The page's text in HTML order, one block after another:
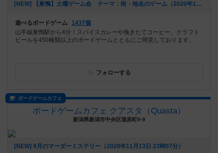
[NEW] 【巣鴨】土曜ゲーム会 テーマ：街・地名のゲーム（2020年12月02日 17時54分）
遊べるボードゲーム
1437個
山手線巣鴨駅から4分！スパイスカレーや挽きたてコーヒー、クラフト
ビールを450種類以上のボードゲームとともにご用意しております。
フォローする
ボードゲームカフェ
ボードゲームカフェ クアスタ（Quasta）
新潟県新潟市中央区蒲原町9-9
[NEW] 9月のマーダーミステリー（2020年11月13日 23時07分）